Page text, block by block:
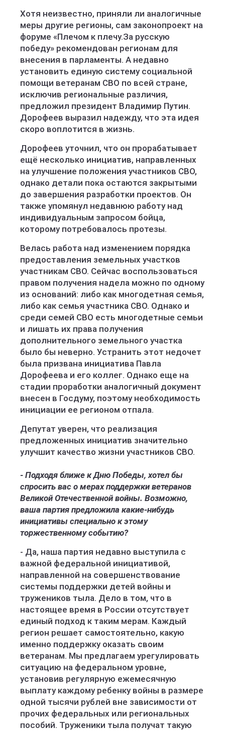
Хотя неизвестно, приняли ли аналогичные
меры другие регионы, сам законопроект на
форуме «Плечом к плечу.За русскую
победу» рекомендован регионам для
внесения в парламенты. А недавно
установить единую систему социальной
помощи ветеранам СВО по всей стране,
исключив региональные различия,
предложил президент Владимир Путин.
Дорофеев выразил надежду, что эта идея
скоро воплотится в жизнь.
Дорофеев уточнил, что он прорабатывает
ещё несколько инициатив, направленных
на улучшение положения участников СВО,
однако детали пока остаются закрытыми
до завершения разработки проектов. Он
также упомянул недавнюю работу над
индивидуальным запросом бойца,
которому потребовалось протезы.
Велась работа над изменением порядка
предоставления земельных участков
участникам СВО. Сейчас воспользоваться
правом получения надела можно по одному
из оснований: либо как многодетная семья,
либо как семья участника СВО. Однако и
среди семей СВО есть многодетные семьи
и лишать их права получения
дополнительного земельного участка
было бы неверно. Устранить этот недочет
была призвана инициатива Павла
Дорофеева и его коллег. Однако еще на
стадии проработки аналогичный документ
внесен в Госдуму, поэтому необходимость
инициации ее регионом отпала.
Депутат уверен, что реализация
предложенных инициатив значительно
улучшит качество жизни участников СВО.
- Подходя ближе к Дню Победы, хотел бы
спросить вас о мерах поддержки ветеранов
Великой Отечественной войны. Возможно,
ваша партия предложила какие-нибудь
инициативы специально к этому
торжественному событию?
- Да, наша партия недавно выступила с
важной федеральной инициативой,
направленной на совершенствование
системы поддержки детей войны и
тружеников тыла. Дело в том, что в
настоящее время в России отсутствует
единый подход к таким мерам. Каждый
регион решает самостоятельно, какую
именно поддержку оказать своим
ветеранам. Мы предлагаем урегулировать
ситуацию на федеральном уровне,
установив регулярную ежемесячную
выплату каждому ребенку войны в размере
одной тысячи рублей вне зависимости от
прочих федеральных или региональных
пособий. Труженики тыла получат такую